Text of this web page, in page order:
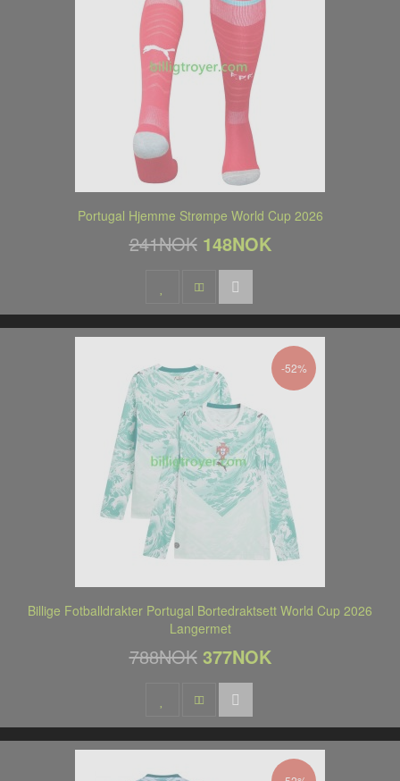
Portugal Hjemme Strømpe World Cup 2026
241NOK 148NOK
-52%
Billige Fotballdrakter Portugal Bortedraktsett World Cup 2026
Langermet
788NOK 377NOK